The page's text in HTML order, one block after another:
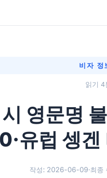
비자 정
읽기 4
영문명
유럽 셍
작성: 2026-06-09·최종